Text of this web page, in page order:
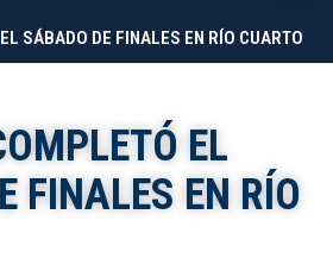
SÁBADO DE FINALES EN RÍO CUARTO
EL
FINALES EN RÍO